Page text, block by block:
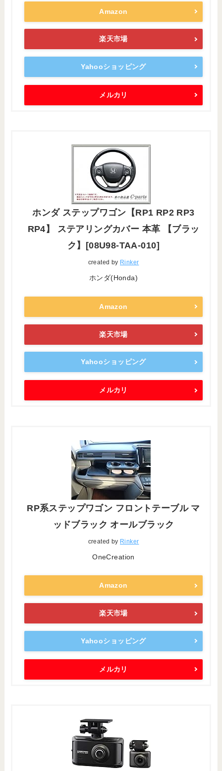
Amazon
楽天市場
Yahooショッピング
メルカリ
ホンダ ステップワゴン【RP1 RP2 RP3
RP4】 ステアリングカバー 本革 【ブラッ
ク】[08U98-TAA-010]
created by Rinker
ホンダ(Honda)
Amazon
楽天市場
Yahooショッピング
メルカリ
RP系ステップワゴン フロントテーブル マ
ッドブラック オールブラック
created by Rinker
OneCreation
Amazon
楽天市場
Yahooショッピング
メルカリ